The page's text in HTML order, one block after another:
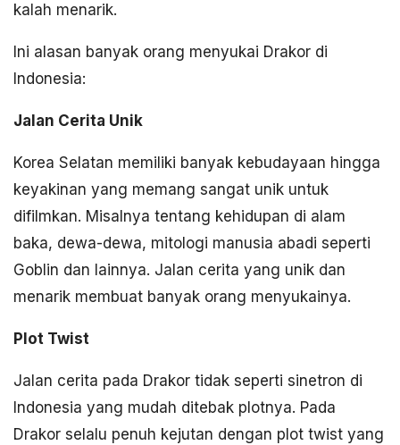
kalah menarik.
Ini alasan banyak orang menyukai Drakor di
Indonesia:
Jalan Cerita Unik
Korea Selatan memiliki banyak kebudayaan hingga
keyakinan yang memang sangat unik untuk
difilmkan. Misalnya tentang kehidupan di alam
baka, dewa-dewa, mitologi manusia abadi seperti
Goblin dan lainnya. Jalan cerita yang unik dan
menarik membuat banyak orang menyukainya.
Plot Twist
Jalan cerita pada Drakor tidak seperti sinetron di
Indonesia yang mudah ditebak plotnya. Pada
Drakor selalu penuh kejutan dengan plot twist yang